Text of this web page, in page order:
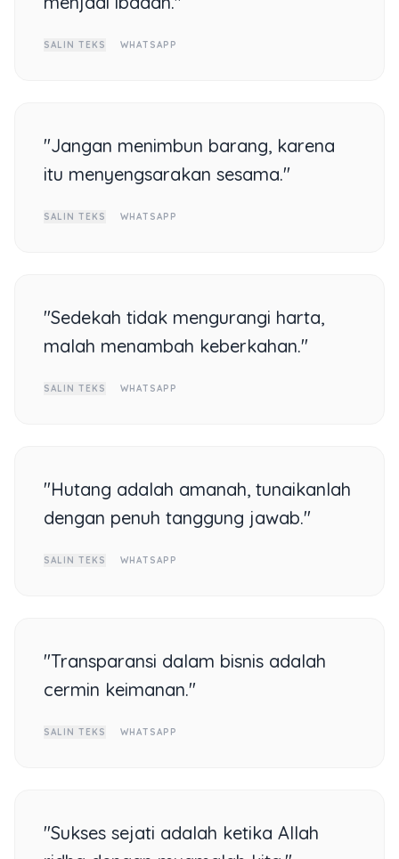
SALIN TEKS WHATSAPP
"Jangan menimbun barang, karena
itu menyengsarakan sesama."
SALIN TEKS WHATSAPP
"Sedekah tidak mengurangi harta,
malah menambah keberkahan."
SALIN TEKS WHATSAPP
"Hutang adalah amanah, tunaikanlah
dengan penuh tanggung jawab."
SALIN TEKS WHATSAPP
"Transparansi dalam bisnis adalah
cermin keimanan."
SALIN TEKS WHATSAPP
"Sukses sejati adalah ketika Allah